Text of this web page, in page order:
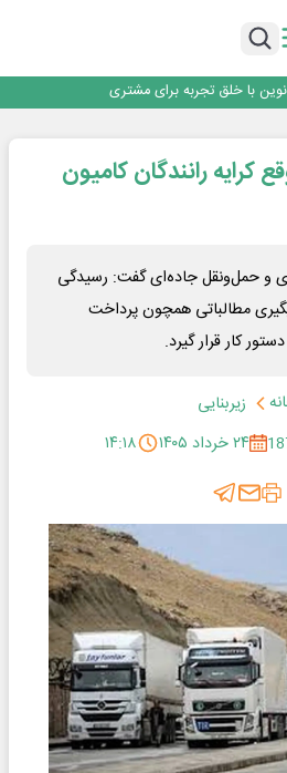
پایدار، درآمدهای کارمزدی و بازسازی اعتماد
نوین با خلق تجربه برای مشتری
مرکزی منصوب شد
پایدار، درآمدهای کارمزدی و بازسازی اعتماد
بیش از ۷۰ میلیارد تومان به برنامه‌های مسئولیت اجتماعی اختصاص
کرایه رانندگان کامیون
و حمل‌ونقل جاده‌ای گفت: رسیدگی
مطالباتی همچون پرداخت
کار قرار گیرد.
زیربنایی
۲۴ خرداد ۱۴۰۵ ۱۴:۱۸